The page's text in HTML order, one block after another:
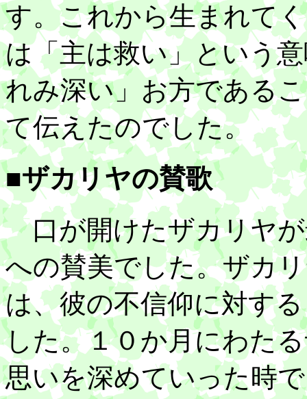
す。これから生まれて
は「主は救い」という
れみ深い」お方である
て伝えたのでした。
■ザカリヤの賛歌
口が開けたザカリヤが
への賛美でした。ザカ
は、彼の不信仰に対す
した。１０か月にわた
思いを深めていった時